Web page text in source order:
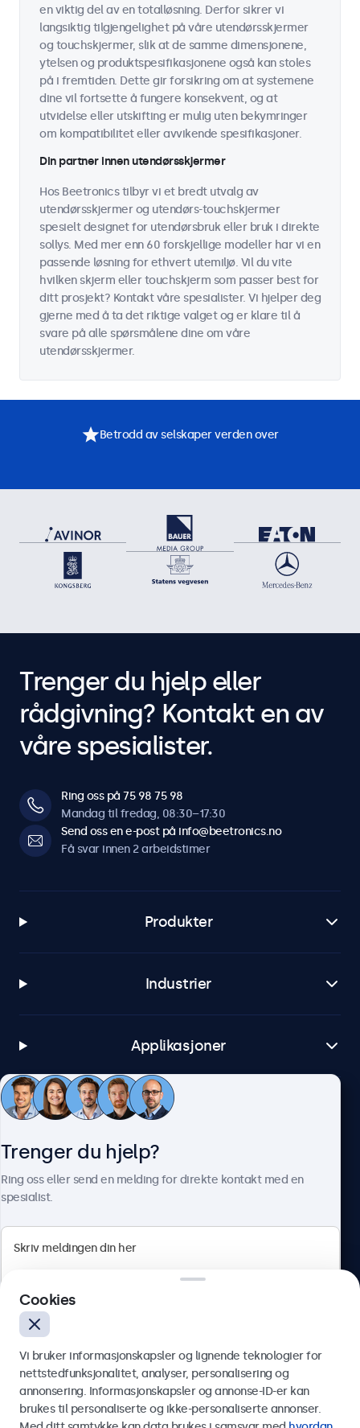
en viktig del av en totalløsning. Derfor sikrer vi
langsiktig tilgjengelighet på våre utendørsskjermer
og touchskjermer, slik at de samme dimensjonene,
ytelsen og produktspesifikasjonene også kan stoles
på i fremtiden. Dette gir forsikring om at systemene
dine vil fortsette å fungere konsekvent, og at
utvidelse eller utskifting er mulig uten bekymringer
om kompatibilitet eller avvikende spesifikasjoner.
Din partner innen utendørsskjermer
Hos Beetronics tilbyr vi et bredt utvalg av
utendørsskjermer og utendørs-touchskjermer
spesielt designet for utendørsbruk eller bruk i direkte
sollys. Med mer enn 60 forskjellige modeller har vi en
passende løsning for ethvert utemiljø. Vil du vite
hvilken skjerm eller touchskjerm som passer best for
ditt prosjekt? Kontakt våre spesialister. Vi hjelper deg
gjerne med å ta det riktige valget og er klare til å
svare på alle spørsmålene dine om våre
utendørsskjermer.
Betrodd av selskaper verden over
Trenger du hjelp eller
rådgivning? Kontakt en av
våre spesialister.
Ring oss på 75 98 75 98
Mandag til fredag, 08:30–17:30
Send oss en e-post på info@beetronics.no
Få svar innen 2 arbeidstimer
Produkter
Industrier
Applikasjoner
Kundeservice
Norsk
Trenger du hjelp?
Ring oss eller send en melding for direkte kontakt med en
spesialist.
Send
Cookies
Vi bruker informasjonskapsler og lignende teknologier for
nettstedfunksjonalitet, analyser, personalisering og
annonsering. Informasjonskapsler og annonse-ID-er kan
brukes til personaliserte og ikke-personaliserte annonser.